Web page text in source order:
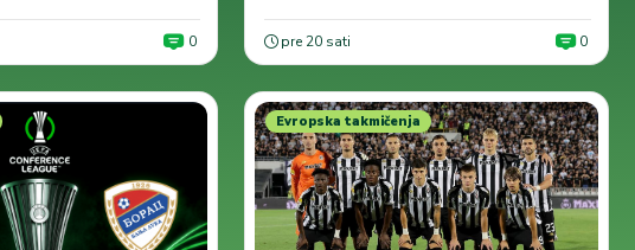
0 pre 20 sati 0
Evropska takmičenja